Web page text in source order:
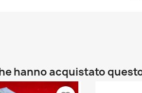
hanno acquistato